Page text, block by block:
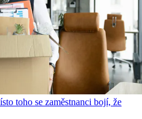
toho se zaměstnanci bojí, že